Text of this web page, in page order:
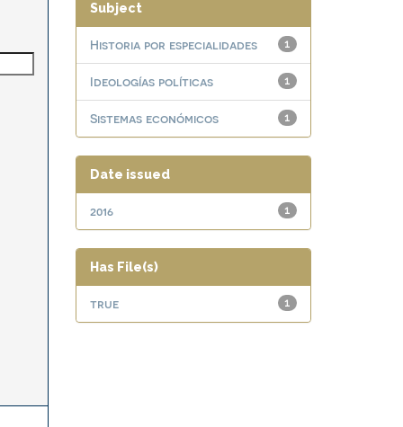
Subject
1
Historia por especialidades
1
Ideologías políticas
1
Sistemas económicos
Date issued
1
2016
Has File(s)
1
true